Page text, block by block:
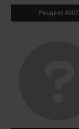
Peugeot 4007